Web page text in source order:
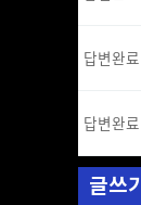
답변완료
답변완료
글쓰기